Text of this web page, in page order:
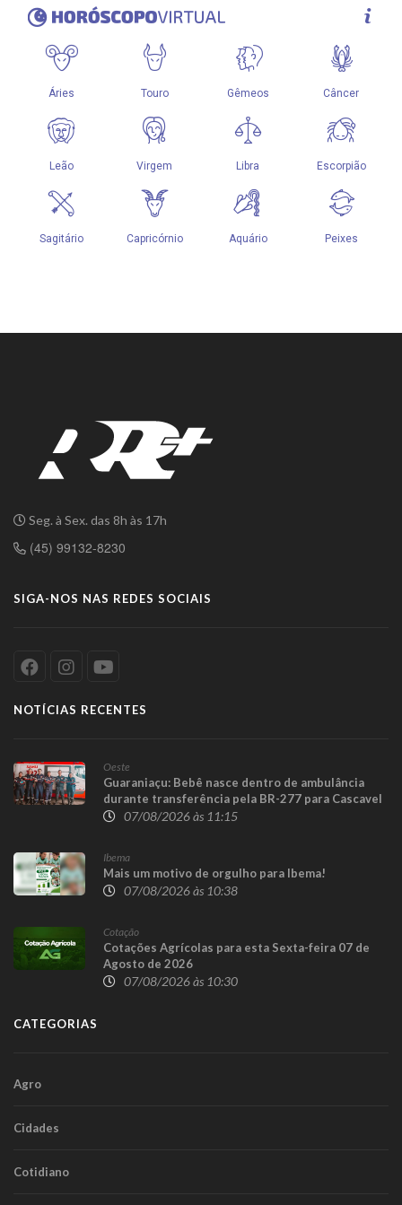
Seg. à Sex. das 8h às 17h
(45) 99132-8230
SIGA-NOS NAS REDES SOCIAIS
NOTÍCIAS RECENTES
Oeste
Guaraniaçu: Bebê nasce dentro de ambulância
durante transferência pela BR-277 para Cascavel
07/08/2026 às 11:15
Ibema
Mais um motivo de orgulho para Ibema!
07/08/2026 às 10:38
Cotação
Cotações Agrícolas para esta Sexta-feira 07 de
Agosto de 2026
07/08/2026 às 10:30
CATEGORIAS
Agro
Cidades
Cotidiano